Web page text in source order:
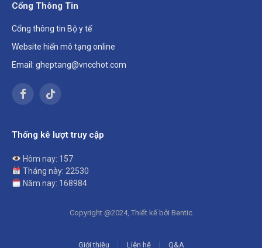
Cổng Thông Tin
Cổng thông tin Bộ y tế
Website hiến mô tạng online
Email: gheptang@vncchot.com
FacebookTikTok
Thống kê lượt truy cập
Hôm nay: 157
Tháng này: 22530
Năm nay: 168984
Copyright @2024, Thiết kế bởi Bentic
Giới thiệu Liên hệ Q&A